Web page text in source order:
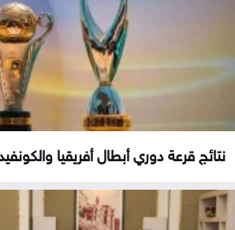
نتائج قرعة دوري أبطال أفريقيا